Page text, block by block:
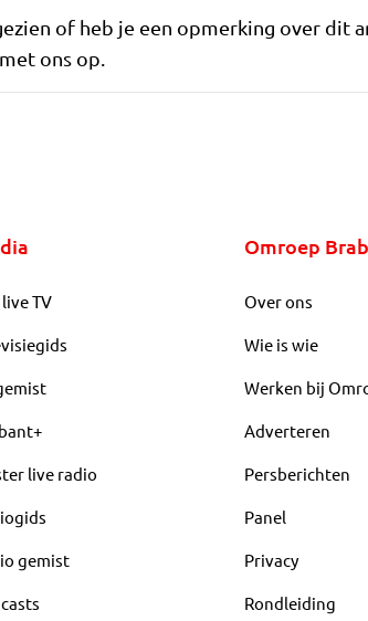
of heb je een opmerking over dit
ons op.
TV
live radio
gemist
Omroep
Over ons
Wie is wie
Werken bij
Adverteren
Persberichten
Panel
Privacy
Rondleiding